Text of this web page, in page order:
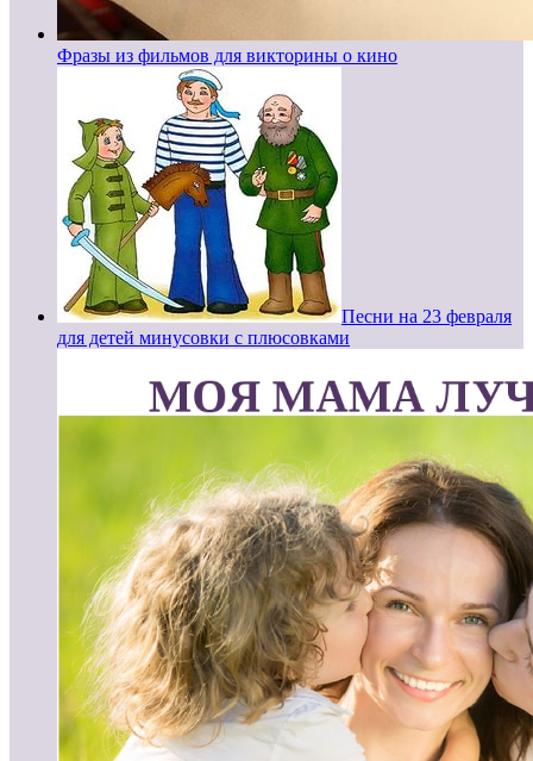
Фразы из фильмов для викторины о кино
Песни на 23 февраля
для детей минусовки с плюсовками